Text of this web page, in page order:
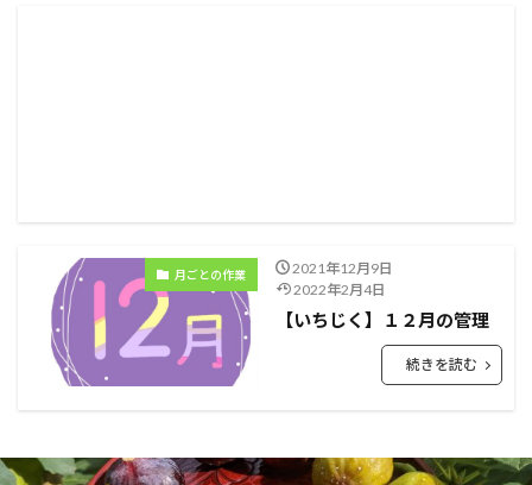
月ごとの作業
2021年12月9日
2022年2月4日
【いちじく】１２月の管理
続きを読む